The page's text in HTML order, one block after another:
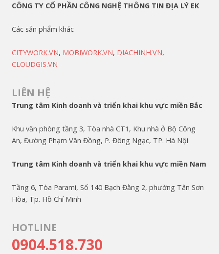
CÔNG TY CỔ PHẦN CÔNG NGHỆ THÔNG TIN ĐỊA LÝ EK
Các sản phẩm khác
CITYWORK.VN, MOBIWORK.VN, DIACHINH.VN,
CLOUDGIS.VN
LIÊN HỆ
Trung tâm Kinh doanh và triển khai khu vực miền Bắc
Khu văn phòng tầng 3, Tòa nhà CT1, Khu nhà ở Bộ Công
An, Đường Phạm Văn Đồng, P. Đông Ngạc, TP. Hà Nội
Trung tâm Kinh doanh và triển khai khu vực miền Nam
Tầng 6, Tòa Parami, Số 140 Bạch Đằng 2, phường Tân Sơn
Hòa, Tp. Hồ Chí Minh
HOTLINE
0904.518.730